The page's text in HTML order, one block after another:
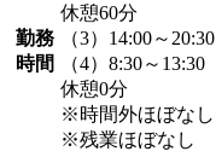
勤務
時間
休憩60分
（3）14:00～20:30
（4）8:30～13:30
休憩0分
※時間外ほぼなし
※残業ほぼなし